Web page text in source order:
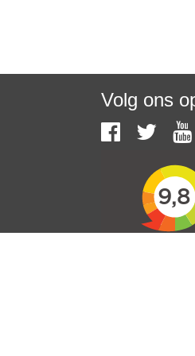
Volg ons